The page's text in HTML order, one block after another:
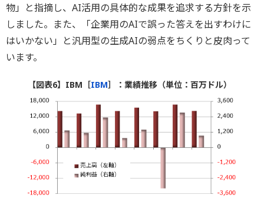
物」と指摘し、AI活用の具体的な成果を追求する方針を示
しました。また、「企業用のAIで誤った答えを出すわけに
はいかない」と汎用型の生成AIの弱点をちくりと皮肉って
います。
【図表6】IBM［IBM］：業績推移（単位：百万ドル）